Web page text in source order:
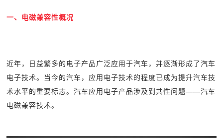
一、电磁兼容性概况
近年，日益繁多的电子产品广泛应用于汽车，并逐渐形成了汽车
电子技术。当今的汽车，应用电子技术的程度已成为提升汽车技
术水平的重要标志。汽车应用电子产品涉及到共性问题——汽车
电磁兼容技术。